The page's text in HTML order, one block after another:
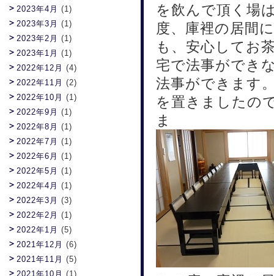
を飲んで頂く場
度、庫裡の居間
も、安心してお
宅で法事ができ
法事ができます
を置きましたの
ま
2023年4月 (1)
2023年3月 (1)
2023年2月 (1)
2023年1月 (1)
2022年12月 (4)
2022年11月 (2)
2022年10月 (1)
2022年9月 (1)
2022年8月 (1)
2022年7月 (1)
2022年6月 (1)
2022年5月 (1)
2022年4月 (1)
2022年3月 (3)
2022年2月 (1)
2022年1月 (5)
2021年12月 (6)
2021年11月 (5)
2021年10月 (1)